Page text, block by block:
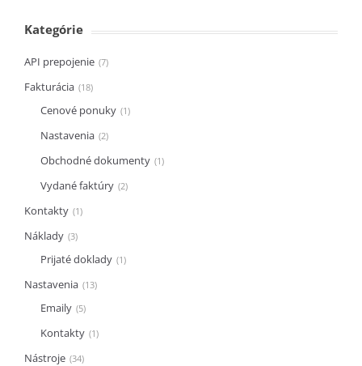
Kategórie
API prepojenie 7
Fakturácia 18
Cenové ponuky 1
Nastavenia 2
Obchodné dokumenty 1
Vydané faktúry 2
Kontakty 1
Náklady 3
Prijaté doklady 1
Nastavenia 13
Emaily 5
Kontakty 1
Nástroje 34